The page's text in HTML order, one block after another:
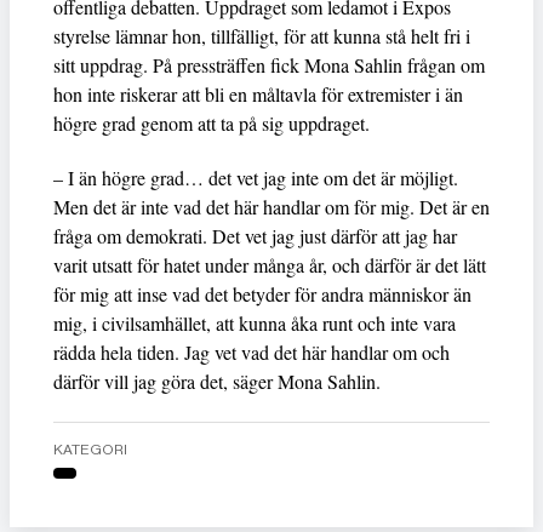
offentliga debatten. Uppdraget som ledamot i Expos
styrelse lämnar hon, tillfälligt, för att kunna stå helt fri i
sitt uppdrag. På pressträffen fick Mona Sahlin frågan om
hon inte riskerar att bli en måltavla för extremister i än
högre grad genom att ta på sig uppdraget.
– I än högre grad… det vet jag inte om det är möjligt.
Men det är inte vad det här handlar om för mig. Det är en
fråga om demokrati. Det vet jag just därför att jag har
varit utsatt för hatet under många år, och därför är det lätt
för mig att inse vad det betyder för andra människor än
mig, i civilsamhället, att kunna åka runt och inte vara
rädda hela tiden. Jag vet vad det här handlar om och
därför vill jag göra det, säger Mona Sahlin.
KATEGORI